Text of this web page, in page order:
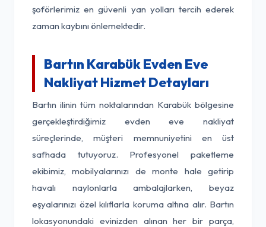
şoförlerimiz en güvenli yan yolları tercih ederek
zaman kaybını önlemektedir.
Bartın Karabük Evden Eve
Nakliyat Hizmet Detayları
Bartın ilinin tüm noktalarından Karabük bölgesine
gerçekleştirdiğimiz evden eve nakliyat
süreçlerinde, müşteri memnuniyetini en üst
safhada tutuyoruz. Profesyonel paketleme
ekibimiz, mobilyalarınızı de monte hale getirip
havalı naylonlarla ambalajlarken, beyaz
eşyalarınızı özel kılıflarla koruma altına alır. Bartın
lokasyonundaki evinizden alınan her bir parça,